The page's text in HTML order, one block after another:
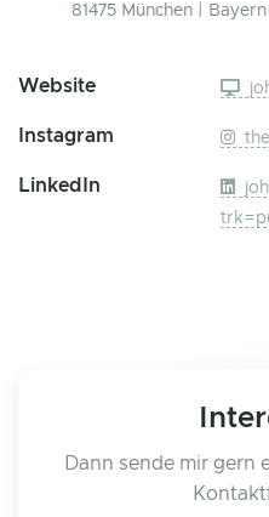
81475 München | Bayern
Website
Instagram
LinkedIn
Dann sende mir gern